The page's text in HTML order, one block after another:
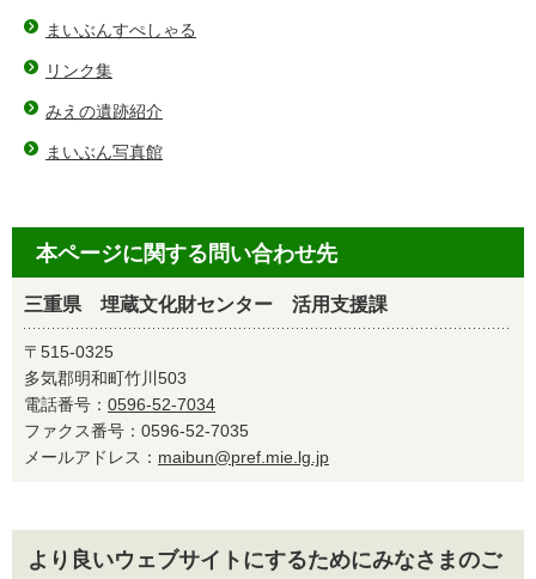
まいぶんすぺしゃる
リンク集
みえの遺跡紹介
まいぶん写真館
本ページに関する問い合わせ先
三重県 埋蔵文化財センター 活用支援課
〒515-0325
多気郡明和町竹川503
電話番号： 0596-52-7034
ファクス番号：0596-52-7035
メールアドレス： maibun@pref.mie.lg.jp
より良いウェブサイトにするためにみなさまのご